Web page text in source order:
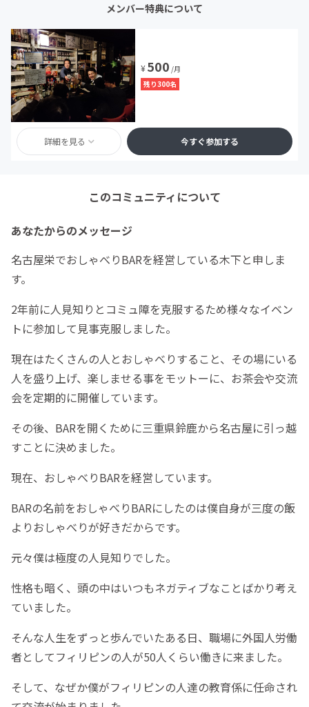
メンバー特典について
¥500 /月
残り300名
詳細を見る 今すぐ参加する
このコミュニティについて
あなたからのメッセージ
名古屋栄でおしゃべりBARを経営している木下と申しま
す。
2年前に人見知りとコミュ障を克服するため様々なイベン
トに参加して見事克服しました。
現在はたくさんの人とおしゃべりすること、その場にいる
人を盛り上げ、楽しませる事をモットーに、お茶会や交流
会を定期的に開催しています。
その後、BARを開くために三重県鈴鹿から名古屋に引っ越
すことに決めました。
現在、おしゃべりBARを経営しています。
BARの名前をおしゃべりBARにしたのは僕自身が三度の飯
よりおしゃべりが好きだからです。
元々僕は極度の人見知りでした。
性格も暗く、頭の中はいつもネガティブなことばかり考え
ていました。
そんな人生をずっと歩んでいたある日、職場に外国人労働
者としてフィリピンの人が50人くらい働きに来ました。
そして、なぜか僕がフィリピンの人達の教育係に任命され